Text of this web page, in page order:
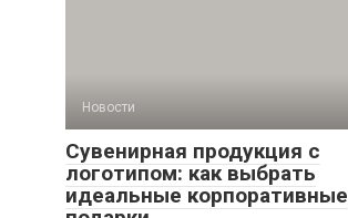
Новости
Сувенирная продукция с
логотипом: как выбрать
идеальные корпоративные